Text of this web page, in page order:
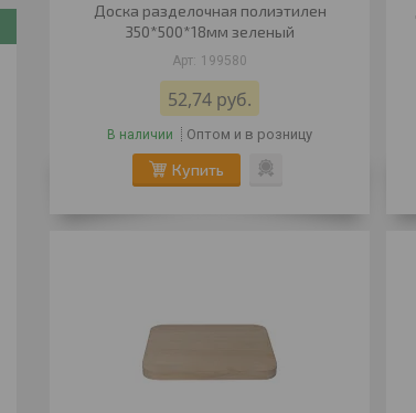
Доска разделочная полиэтилен
350*500*18мм зеленый
199580
52,74 руб.
В наличии Оптом и в розницу
Купить